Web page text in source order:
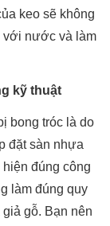
keo sẽ không
với nước và làm
kỹ thuật
bong tróc là do
đặt sàn nhựa
đúng công
làm đúng quy
gỗ. Bạn nên